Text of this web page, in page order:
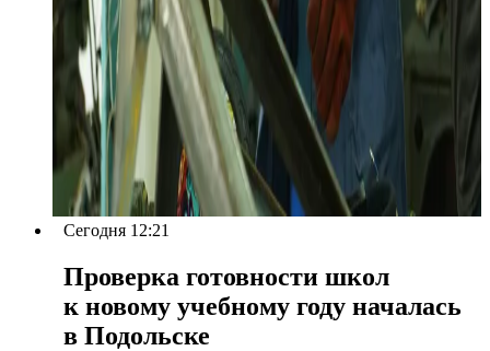
Сегодня 12:21
Проверка готовности школ
к новому учебному году началась
в Подольске